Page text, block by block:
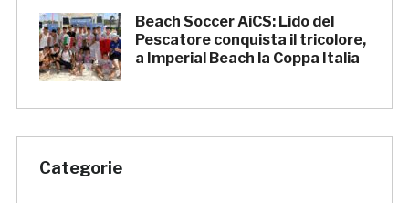
Beach Soccer AiCS: Lido del
Pescatore conquista il tricolore,
a Imperial Beach la Coppa Italia
Categorie